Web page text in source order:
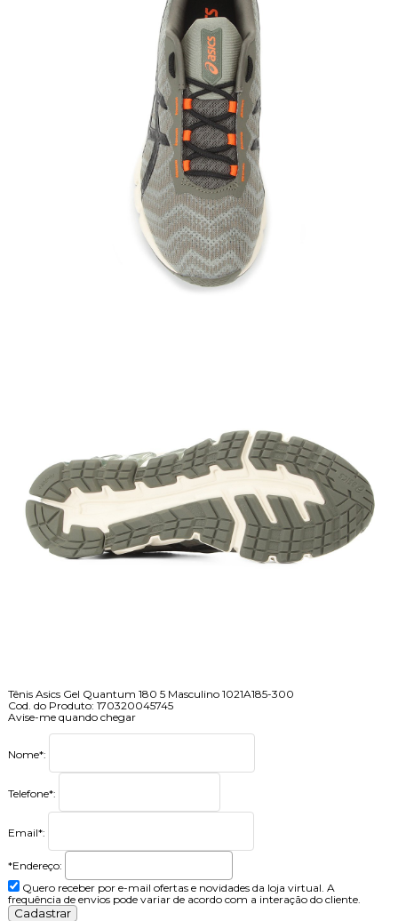
Tênis Asics Gel Quantum 180 5 Masculino 1021A185-300
Cod. do Produto: 170320045745
Avise-me quando chegar
Nome*:
Telefone*:
Email*:
*Endereço:
Quero receber por e-mail ofertas e novidades da loja virtual. A
frequência de envios pode variar de acordo com a interação do cliente.